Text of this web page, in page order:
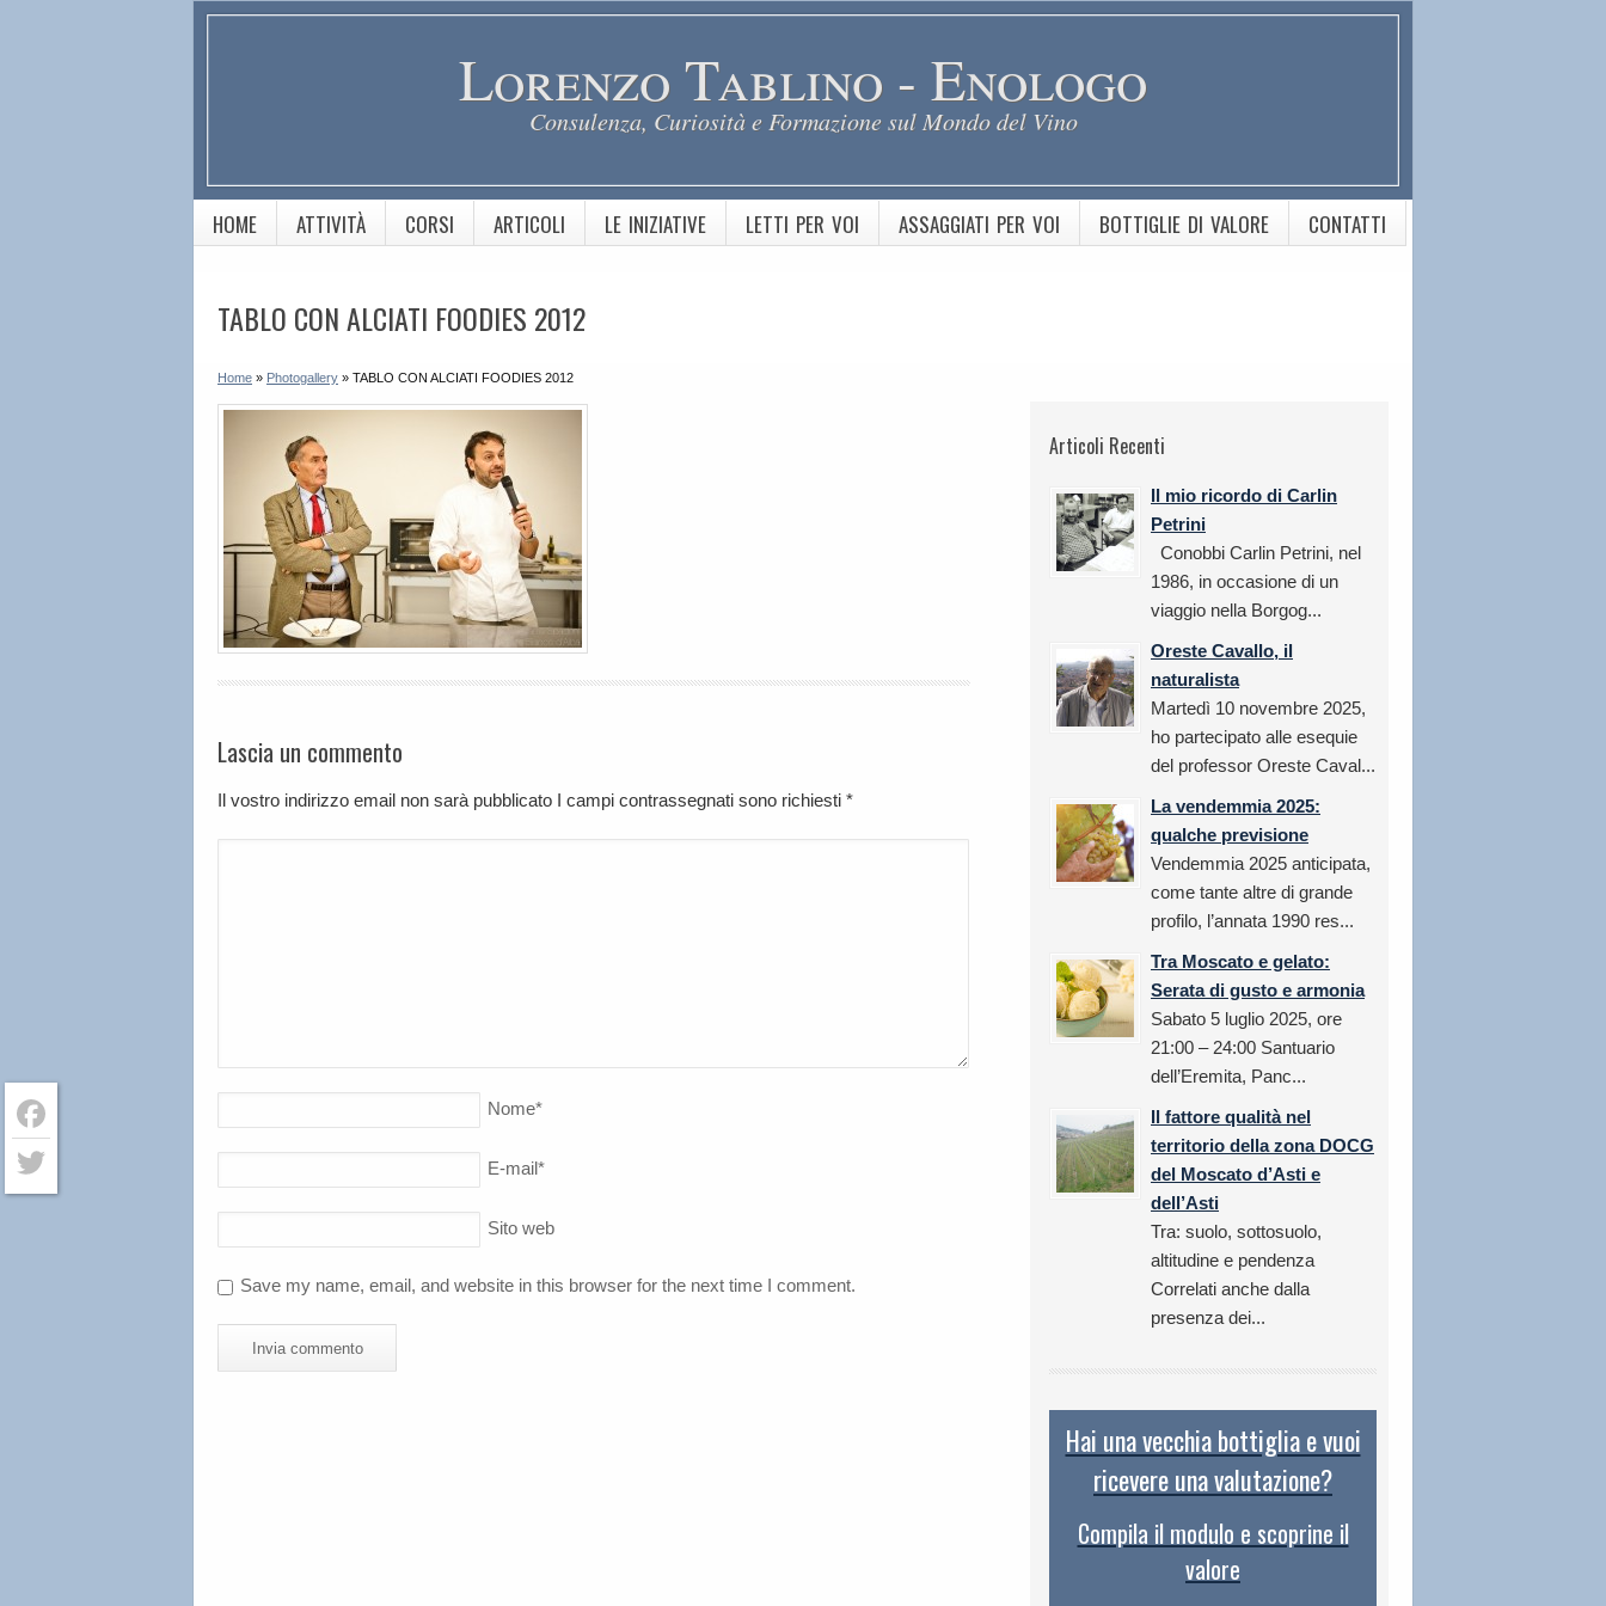
Lorenzo Tablino - Enologo
Consulenza, Curiosità e Formazione sul Mondo del Vino
HOME ATTIVITÀ CORSI ARTICOLI LE INIZIATIVE LETTI PER VOI ASSAGGIATI PER VOI BOTTIGLIE DI VALORE CONTATTI
TABLO CON ALCIATI FOODIES 2012
Home » Photogallery » TABLO CON ALCIATI FOODIES 2012
Lascia un commento
Il vostro indirizzo email non sarà pubblicato I campi contrassegnati sono richiesti *
Nome*
E-mail*
Sito web
Save my name, email, and website in this browser for the next time I comment.
Articoli Recenti
Il mio ricordo di Carlin
Petrini
Conobbi Carlin Petrini, nel
1986, in occasione di un
viaggio nella Borgog...
Oreste Cavallo, il
naturalista
Martedì 10 novembre 2025,
ho partecipato alle esequie
del professor Oreste Caval...
La vendemmia 2025:
qualche previsione
Vendemmia 2025 anticipata,
come tante altre di grande
profilo, l’annata 1990 res...
Tra Moscato e gelato:
Serata di gusto e armonia
Sabato 5 luglio 2025, ore
21:00 – 24:00 Santuario
dell’Eremita, Panc...
Il fattore qualità nel
territorio della zona DOCG
del Moscato d’Asti e
dell’Asti
Tra: suolo, sottosuolo,
altitudine e pendenza
Correlati anche dalla
presenza dei...
Hai una vecchia bottiglia e vuoi
ricevere una valutazione?
Compila il modulo e scoprine il
valore
Facebook
Twitter